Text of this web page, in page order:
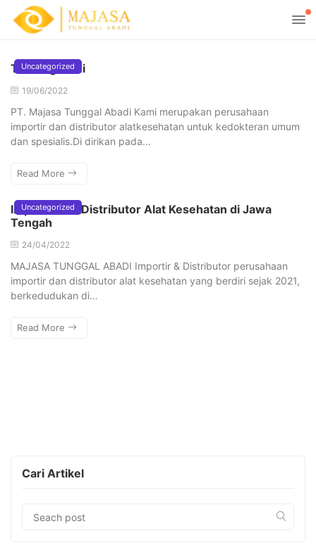
Uncategorized
Tentang kami
19/06/2022
PT. Majasa Tunggal Abadi Kami merupakan perusahaan
importir dan distributor alatkesehatan untuk kedokteran umum
dan spesialis.Di dirikan pada…
Read More
Uncategorized
Importir dan Distributor Alat Kesehatan di Jawa
Tengah
24/04/2022
MAJASA TUNGGAL ABADI Importir & Distributor perusahaan
importir dan distributor alat kesehatan yang berdiri sejak 2021,
berkedudukan di…
Read More
Cari Artikel